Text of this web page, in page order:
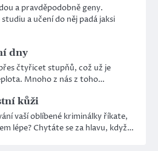
a pravděpodobně geny.
a učení do něj padá jaksi
dny
čtyřicet stupňů, což už je
Mnoho z nás z toho…
kůži
oblíbené kriminálky říkate,
lépe? Chytáte se za hlavu, když…